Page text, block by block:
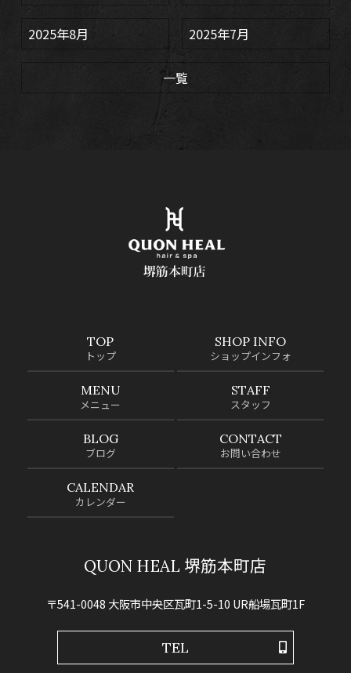
2025年8月 2025年7月
一覧
TOP
トップ
SHOP INFO
ショップインフォ
MENU
メニュー
STAFF
スタッフ
BLOG
ブログ
CONTACT
お問い合わせ
CALENDAR
カレンダー
QUON HEAL 堺筋本町店
〒541-0048 大阪市中央区瓦町1-5-10 UR船場瓦町1F
TEL